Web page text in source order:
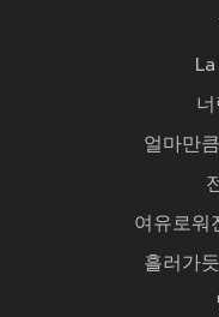
너
얼마만
여유로워
흘러가